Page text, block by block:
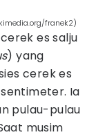
franek2)
es salju
) yang
cerek es
Ia
pulau-pulau
musim